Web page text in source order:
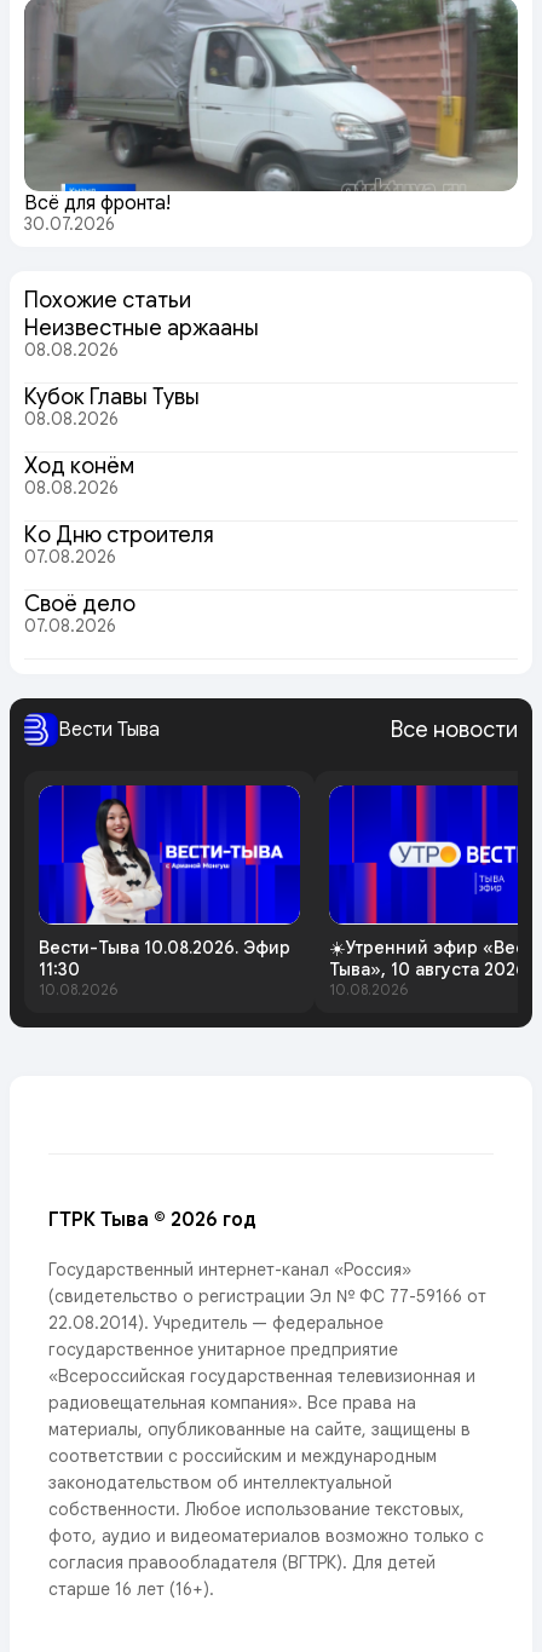
Всё для фронта!
30.07.2026
Похожие статьи
Неизвестные аржааны
08.08.2026
Кубок Главы Тувы
08.08.2026
Ход конём
08.08.2026
Ко Дню строителя
07.08.2026
Своё дело
07.08.2026
Вести Тыва Все новости
Вести-Тыва 10.08.2026. Эфир
11:30
10.08.2026
☀️Утренний эфир
Тыва», 10 августа 2026
10.08.2026
ГТРК Тыва © 2026 год
Государственный интернет-канал «Россия»
(свидетельство о регистрации Эл № ФС 77-59166 от
22.08.2014). Учредитель — федеральное
государственное унитарное предприятие
«Всероссийская государственная телевизионная и
радиовещательная компания». Все права на
материалы, опубликованные на сайте, защищены в
соответствии с российским и международным
законодательством об интеллектуальной
собственности. Любое использование текстовых,
фото, аудио и видеоматериалов возможно только с
согласия правообладателя (ВГТРК). Для детей
старше 16 лет (16+).